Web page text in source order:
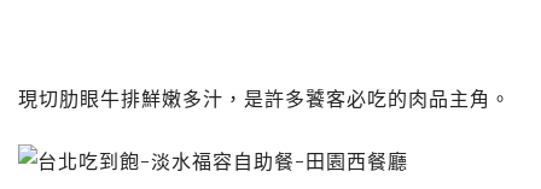
現切肋眼牛排鮮嫩多汁，是許多饕客必吃的肉品主角。